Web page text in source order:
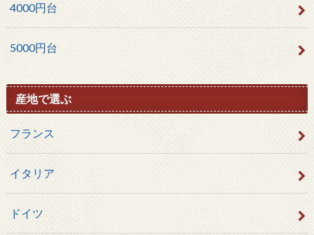
4000円台
5000円台
産地で選ぶ
フランス
イタリア
ドイツ